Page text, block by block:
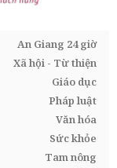
An Giang 24 giờ
Xã hội - Từ thiện
Giáo dục
Pháp luật
Văn hóa
Sức khỏe
Tam nông